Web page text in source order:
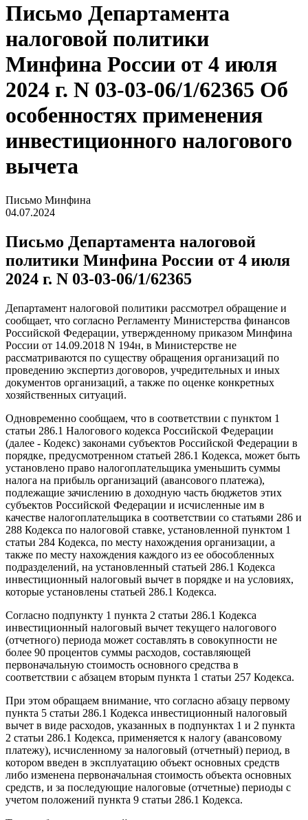
Письмо Департамента
налоговой политики
Минфина России от 4 июля
2024 г. N 03-03-06/1/62365 Об
особенностях применения
инвестиционного налогового
вычета
Письмо Минфина
04.07.2024
Письмо Департамента налоговой
политики Минфина России от 4 июля
2024 г. N 03-03-06/1/62365
Департамент налоговой политики рассмотрел обращение и
сообщает, что согласно Регламенту Министерства финансов
Российской Федерации, утвержденному приказом Минфина
России от 14.09.2018 N 194н, в Министерстве не
рассматриваются по существу обращения организаций по
проведению экспертиз договоров, учредительных и иных
документов организаций, а также по оценке конкретных
хозяйственных ситуаций.
Одновременно сообщаем, что в соответствии с пунктом 1
статьи 286.1 Налогового кодекса Российской Федерации
(далее - Кодекс) законами субъектов Российской Федерации в
порядке, предусмотренном статьей 286.1 Кодекса, может быть
установлено право налогоплательщика уменьшить суммы
налога на прибыль организаций (авансового платежа),
подлежащие зачислению в доходную часть бюджетов этих
субъектов Российской Федерации и исчисленные им в
качестве налогоплательщика в соответствии со статьями 286 и
288 Кодекса по налоговой ставке, установленной пунктом 1
статьи 284 Кодекса, по месту нахождения организации, а
также по месту нахождения каждого из ее обособленных
подразделений, на установленный статьей 286.1 Кодекса
инвестиционный налоговый вычет в порядке и на условиях,
которые установлены статьей 286.1 Кодекса.
Согласно подпункту 1 пункта 2 статьи 286.1 Кодекса
инвестиционный налоговый вычет текущего налогового
(отчетного) периода может составлять в совокупности не
более 90 процентов суммы расходов, составляющей
первоначальную стоимость основного средства в
соответствии с абзацем вторым пункта 1 статьи 257 Кодекса.
При этом обращаем внимание, что согласно абзацу первому
пункта 5 статьи 286.1 Кодекса инвестиционный налоговый
вычет в виде расходов, указанных в подпунктах 1 и 2 пункта
2 статьи 286.1 Кодекса, применяется к налогу (авансовому
платежу), исчисленному за налоговый (отчетный) период, в
котором введен в эксплуатацию объект основных средств
либо изменена первоначальная стоимость объекта основных
средств, и за последующие налоговые (отчетные) периоды с
учетом положений пункта 9 статьи 286.1 Кодекса.